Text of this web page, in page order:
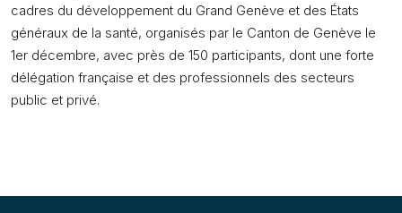
cadres du développement du Grand Genève et des États
généraux de la santé, organisés par le Canton de Genève le
1er décembre, avec près de 150 participants, dont une forte
délégation française et des professionnels des secteurs
public et privé.